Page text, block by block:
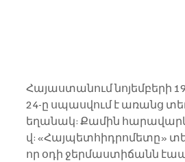
Հայաստանում նոյեմբերի
24-ը սպասվում է առանց
եղանակ: Քամին
վ: «Հայպետհիդրոմետը»
որ օդի ջերմաստիճանն